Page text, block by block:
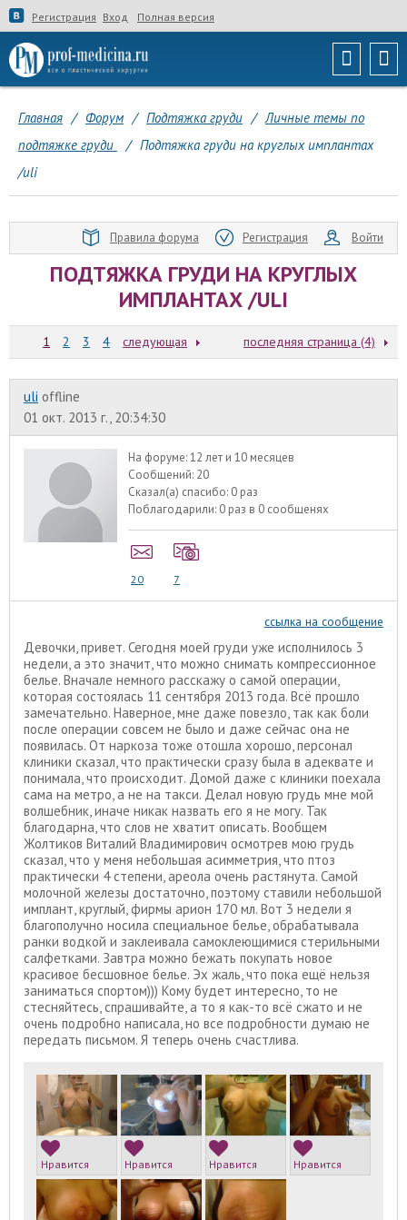
Регистрация Вход Полная версия
Главная / Форум / Подтяжка груди / Личные темы по
подтяжке груди
/ Подтяжка груди на круглых имплантах
/uli
Правила форума Регистрация Войти
ПОДТЯЖКА ГРУДИ НА КРУГЛЫХ
ИМПЛАНТАХ /ULI
1 2 3 4 следующая последняя страница (4)
uli offline
01 окт. 2013 г., 20:34:30
На форуме:12 лет и 10 месяцев
Сообщений: 20
Сказал(а) спасибо: 0 раз
Поблагодарили: 0 раз в 0 сообщенях
20 7
ссылка на сообщение
Девочки, привет. Сегодня моей груди уже исполнилось 3
недели, а это значит, что можно снимать компрессионное
белье. Вначале немного расскажу о самой операции,
которая состоялась 11 сентября 2013 года. Всё прошло
замечательно. Наверное, мне даже повезло, так как боли
после операции совсем не было и даже сейчас она не
появилась. От наркоза тоже отошла хорошо, персонал
клиники сказал, что практически сразу была в адеквате и
понимала, что происходит. Домой даже с клиники поехала
сама на метро, а не на такси. Делал новую грудь мне мой
волшебник, иначе никак назвать его я не могу. Так
благодарна, что слов не хватит описать. Вообщем
Жолтиков Виталий Владимирович осмотрев мою грудь
сказал, что у меня небольшая асимметрия, что птоз
практически 4 степени, ареола очень растянута. Самой
молочной железы достаточно, поэтому ставили небольшой
имплант, круглый, фирмы арион 170 мл. Вот 3 недели я
благополучно носила специальное белье, обрабатывала
ранки водкой и заклеивала самоклеющимися стерильными
салфетками. Завтра можно бежать покупать новое
красивое бесшовное белье. Эх жаль, что пока ещё нельзя
заниматься спортом))) Кому будет интересно, то не
стесняйтесь, спрашивайте, а то я как-то всё сжато и не
очень подробно написала, но все подробности думаю не
передать письмом. Я теперь очень счастлива.
Нравится Нравится Нравится Нравится